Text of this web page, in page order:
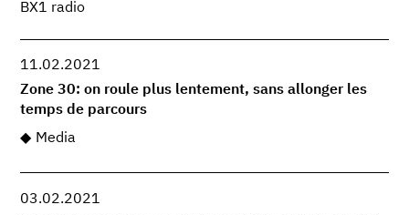
BX1 radio
11.02.2021
Zone 30: on roule plus lentement, sans allonger les
temps de parcours
Media
03.02.2021